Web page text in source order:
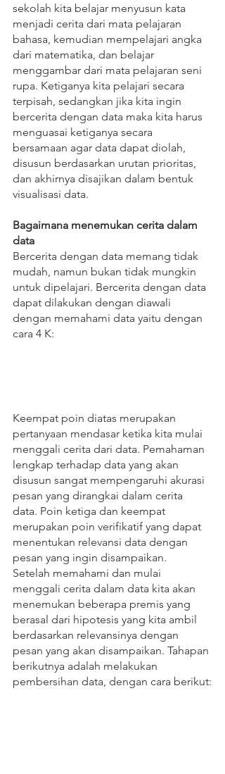
sekolah kita belajar menyusun kata
menjadi cerita dari mata pelajaran
bahasa, kemudian mempelajari angka
dari matematika, dan belajar
menggambar dari mata pelajaran seni
rupa. Ketiganya kita pelajari secara
terpisah, sedangkan jika kita ingin
bercerita dengan data maka kita harus
menguasai ketiganya secara
bersamaan agar data dapat diolah,
disusun berdasarkan urutan prioritas,
dan akhirnya disajikan dalam bentuk
visualisasi data.
Bagaimana menemukan cerita dalam
data
Bercerita dengan data memang tidak
mudah, namun bukan tidak mungkin
untuk dipelajari. Bercerita dengan data
dapat dilakukan dengan diawali
dengan memahami data yaitu dengan
cara 4 K:
Keempat poin diatas merupakan
pertanyaan mendasar ketika kita mulai
menggali cerita dari data. Pemahaman
lengkap terhadap data yang akan
disusun sangat mempengaruhi akurasi
pesan yang dirangkai dalam cerita
data. Poin ketiga dan keempat
merupakan poin verifikatif yang dapat
menentukan relevansi data dengan
pesan yang ingin disampaikan.
Setelah memahami dan mulai
menggali cerita dalam data kita akan
menemukan beberapa premis yang
berasal dari hipotesis yang kita ambil
berdasarkan relevansinya dengan
pesan yang akan disampaikan. Tahapan
berikutnya adalah melakukan
pembersihan data, dengan cara berikut: